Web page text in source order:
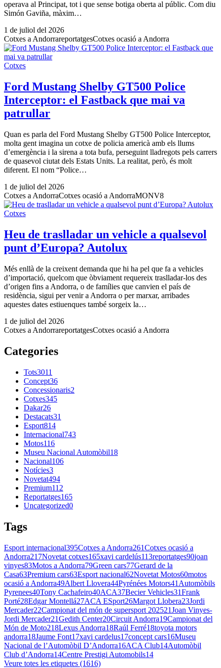
operava al Principat, tot i que sense botiga oberta al públic. Com diu
Simón Gaviña, màxim…
1 de juliol del 2026
Cotxes a AndorrareportatgesCotxes ocasió a Andorra
Cotxes
Ford Mustang Shelby GT500 Police
Interceptor: el Fastback que mai va
patrullar
Quan es parla del Ford Mustang Shelby GT500 Police Interceptor,
molta gent imagina un cotxe de policia americà amb els llums
d’emergència i la sirena a tota bufa, perseguint lladregots pels carrers
de quasevol ciutat dels Estats Units. La realitat, però, és molt
diferent. El nom “Police…
1 de juliol del 2026
Cotxes a AndorraCotxes ocasió a AndorraMONV8
Cotxes
Heu de traslladar un vehicle a qualsevol
punt d’Europa? Autolux
Més enllà de la creixent demanda que hi ha pel que fa a vehicles
d’importació, quelcom que òbviament requereix traslladar-los des
d’origen fins a Andorra, o de famílies que canvien el país de
residència, sigui per venir a Andorra o per marxar, arribades
aquestes dates estiuenques també sorgeix la…
1 de juliol del 2026
Cotxes a AndorrareportatgesCotxes ocasió a Andorra
Categories
Tots3011
Concept36
Concessionaris2
Cotxes345
Dakar26
Destacats31
Esport814
Internacional743
Motos116
Museu Nacional Automòbil18
Nacional106
Notícies3
Novetat494
Premium112
Reportatges165
Uncategorized0
Tags
Esport internacional395Cotxes a Andorra261Cotxes ocasió a
Andorra217Novetat cotxes165xavi cardelús113reportatges90joan
vinyes83Motos a Andorra79Green cars77Gerard de la
Casa63Premium cars63Esport nacional62Novetat Motos60motos
ocasió a Andorra49Albert Llovera44Pyrénées Motors41 Automòbils
Pyrenees40Tony Cachafeiro40ACA37Becier Vehicles31Frank
Porté28Edgar Montellá27ACA ESport26Margot Llobera23Jordi
Mercader22Campionat del món de supersport 202521Joan Vinyes-
Jordi Mercader21Gedith Center20Circuit Andorra19Campionat del
Món de Moto218Lexus Andorra18Raúl Ferré18toyota motors
andorra18Jaume Font17xavi cardelus17concept cars16Museu
Nacional de l’Automòbil D’Andorra16ACA Club14Automòbil
Club d’Andorra14Centre Prestigi Automobils14
Veure totes les etiquetes (1616)